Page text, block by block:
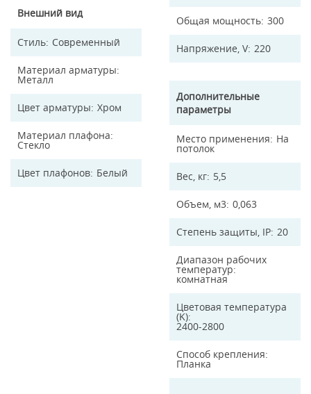
Внешний вид
Стиль Современный
Материал арматуры
Металл
Цвет арматуры Хром
Материал плафона
Стекло
Цвет плафонов Белый
Общая мощность 300
Напряжение, V 220
Дополнительные
параметры
Место применения На
потолок
Вес, кг 5,5
Объем, м3 0,063
Степень защиты, IP 20
Диапазон рабочих
температур
комнатная
Цветовая температура
(K)
2400-2800
Способ крепления
Планка